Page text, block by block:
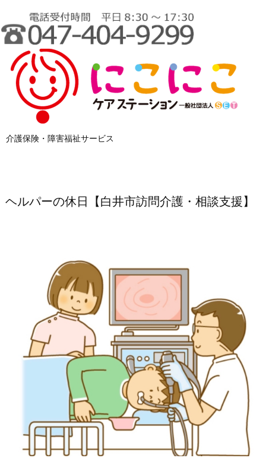
介護保険・障害福祉サービス
ヘルパーの休日【白井市訪問介護・相談支援】